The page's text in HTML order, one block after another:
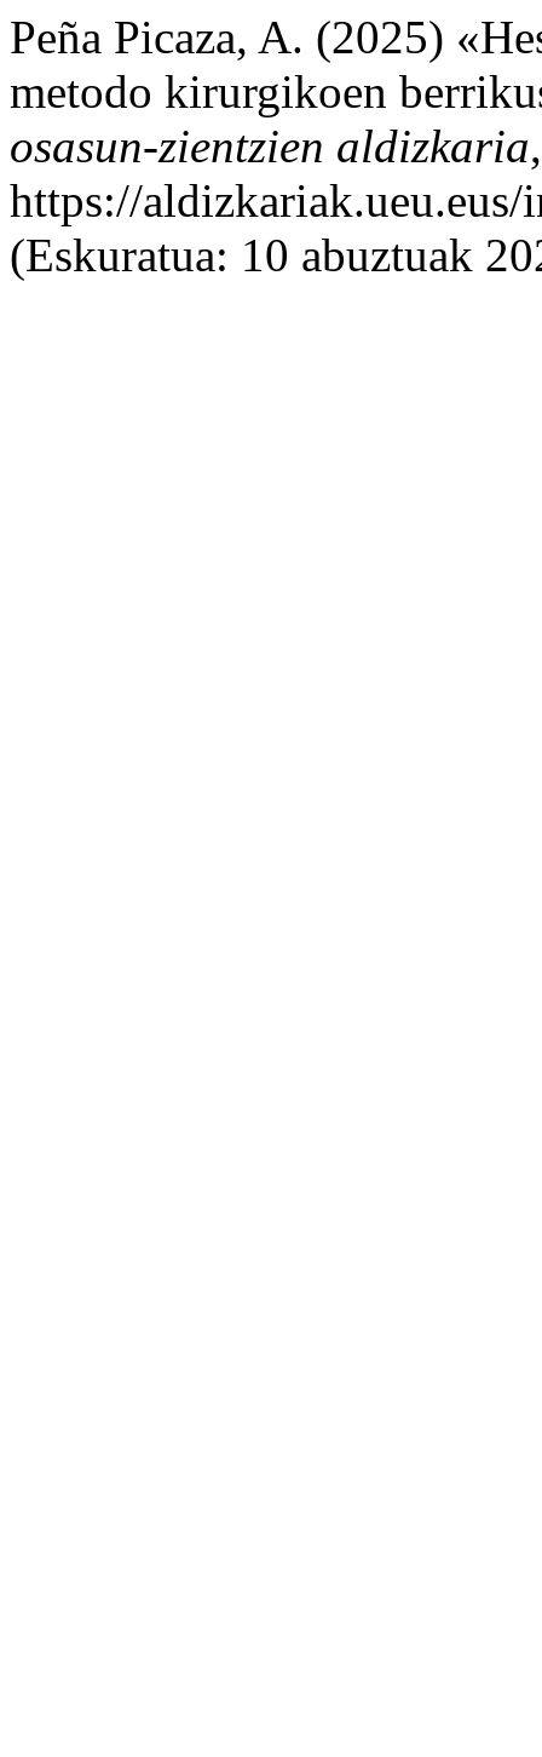
Peña Picaza, A. (2025)
metodo kirurgikoen
osasun-zientzien aldizkaria
https://
(Eskuratua: 10 abuztuak